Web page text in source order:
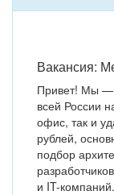
Вакансия:
Привет! Мы —
всей России
офис, так и
рублей,
подбор
и IT-компаний.